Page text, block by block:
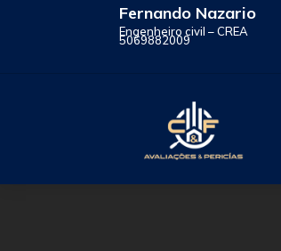
Fernando Nazario
Engenheiro civil – CREA
5069882009